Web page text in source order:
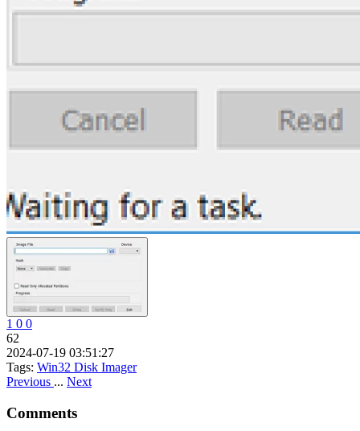
1 0 0
62
2024-07-19 03:51:27
Tags: Win32 Disk Imager
Previous ... Next
Comments